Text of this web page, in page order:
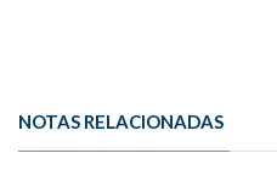
NOTAS RELACIONADAS